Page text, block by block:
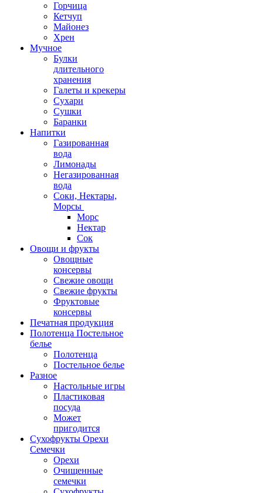
Горчица
Кетчуп
Майонез
Хрен
Мучное
Булки
длительного
хранения
Галеты и крекеры
Сухари
Сушки
Баранки
Напитки
Газированная
вода
Лимонады
Негазированная
вода
Соки, Нектары,
Морсы
Морс
Нектар
Сок
Овощи и фрукты
Овощные
консервы
Свежие овощи
Свежие фрукты
Фруктовые
консервы
Печатная продукция
Полотенца Постельное
белье
Полотенца
Постельное белье
Разное
Настольные игры
Пластиковая
посуда
Может
пригодится
Сухофрукты Орехи
Семечки
Орехи
Очищенные
семечки